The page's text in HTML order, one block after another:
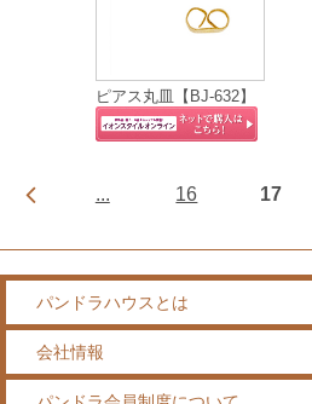
ピアス丸皿【BJ-632】
... 16 17
パンドラハウスとは
会社情報